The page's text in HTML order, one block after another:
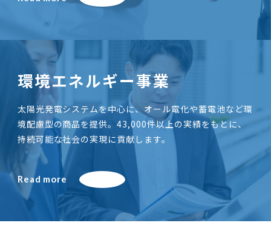
環境エネルギー事業
太陽光発電システムを中心に、オール電化や蓄電池など環
境配慮型の商品を提供。43,000件以上の実績をもとに、
持続可能な社会の実現に貢献します。
Read more